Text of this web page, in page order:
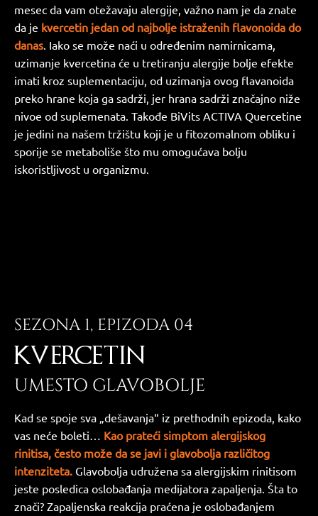
mesec da vam otežavaju alergije, važno nam je da znate
da je kvercetin jedan od najbolje istraženih flavonoida do
danas. Iako se može naći u određenim namirnicama,
uzimanje kvercetina će u tretiranju alergije bolje efekte
imati kroz suplementaciju, od uzimanja ovog flavanoida
preko hrane koja ga sadrži, jer hrana sadrži značajno niže
nivoe od suplemenata. Takođe BiVits ACTIVA Quercetine
je jedini na našem tržištu koji je u fitozomalnom obliku i
sporije se metaboliše što mu omogućava bolju
iskoristljivost u organizmu.
SEZONA 1, EPIZODA 04
KVERCETIN
UMESTO GLAVOBOLJE
Kad se spoje sva „dešavanja“ iz prethodnih epizoda, kako
vas neće boleti… Kao prateći simptom alergijskog
rinitisa, često može da se javi i glavobolja različitog
intenziteta. Glavobolja udružena sa alergijskim rinitisom
jeste posledica oslobađanja medijatora zapaljenja. Šta to
znači? Zapaljenska reakcija praćena je oslobađanjem